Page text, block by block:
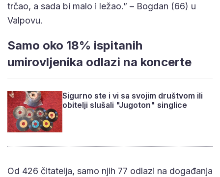
trčao, a sada bi malo i ležao.” – Bogdan (66) u
Valpovu.
Samo oko 18% ispitanih
umirovljenika odlazi na koncerte
Sigurno ste i vi sa svojim društvom ili
obitelji slušali "Jugoton" singlice
Od 426 čitatelja, samo njih 77 odlazi na događanja